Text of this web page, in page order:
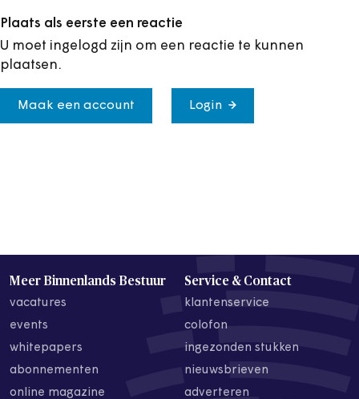
Plaats als eerste een reactie
U moet ingelogd zijn om een reactie te kunnen
plaatsen.
Maak een account Login
Meer Binnenlands Bestuur
vacatures
events
whitepapers
abonnementen
online magazine
Service & Contact
klantenservice
colofon
ingezonden stukken
nieuwsbrieven
adverteren